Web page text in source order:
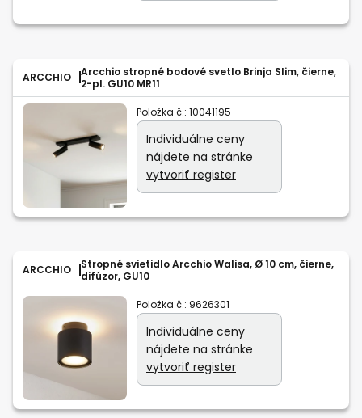
ARCCHIO
Arcchio stropné bodové svetlo Brinja Slim, čierne,
2-pl. GU10 MR11
Položka č.: 10041195
Individuálne ceny
nájdete na stránke
vytvoriť register
ARCCHIO
Stropné svietidlo Arcchio Walisa, Ø 10 cm, čierne,
difúzor, GU10
Položka č.: 9626301
Individuálne ceny
nájdete na stránke
vytvoriť register